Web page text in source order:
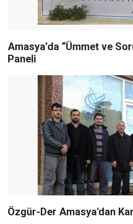
Amasya’da “Ümmet ve
Paneli
Özgür-Der Amasya'dan